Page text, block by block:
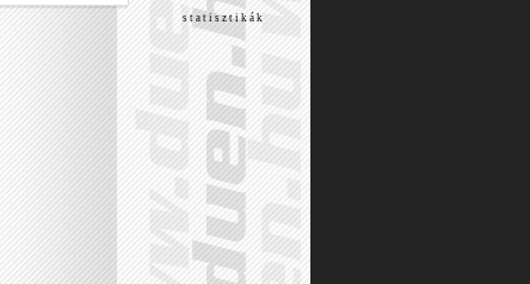
s t a t i s z t i k á k